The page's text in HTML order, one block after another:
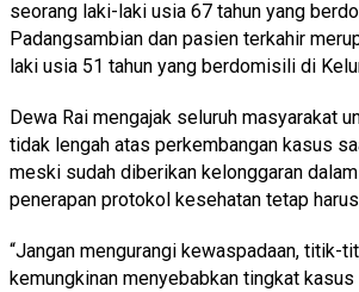
seorang laki-laki usia 67 tahun yang
Padangsambian dan pasien terkahir
laki usia 51 tahun yang berdomisili di
Dewa Rai mengajak seluruh masyarakat
tidak lengah atas perkembangan kasus
meski sudah diberikan kelonggaran
penerapan protokol kesehatan tetap
“Jangan mengurangi kewaspadaan, titik-
kemungkinan menyebabkan tingkat